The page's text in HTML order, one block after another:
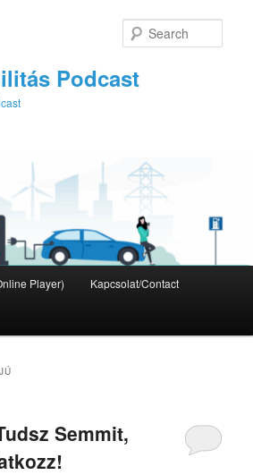
Podcast
Player) Kapcsolat/Contact
Semmit,